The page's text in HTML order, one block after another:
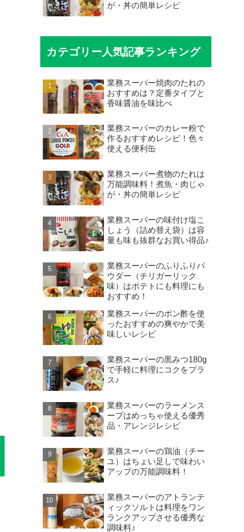
が・丼の簡単レシピ
カテゴリー人気記事ランキング
業務スーパー焼肉のたれの
おすすめは？定番タイプと
香味醤油を味比べ
業務スーパーのカレー粉で
作るおすすめレシピ！色々
使える便利缶
業務スーパー煮物のたれは
万能調味料！煮魚・肉じゃ
が・丼の簡単レシピ
業務スーパーの味付け塩こ
しょう（詰め替え袋）は容
量も味も抜群なお買い得品♪
業務スーパーのふりふりパ
ウダー（チリガーリック
味）はポテトにも料理にも
おすすめ！
業務スーパーのポン酢を使
ったおすすめの爽やかで美
味しいレシピ
業務スーパーの黒みつ180g
で手軽に料理にコクをプラ
ス♪
業務スーパーのラーメンス
ープはめっちゃ使える優秀
品・アレンジレシピ
業務スーパーの鶏油（チー
ユ）はちょい足しで味わい
アップの万能調味料！
業務スーパーのアトランテ
ィックソルトは料理をワン
ランクアップさせる優秀な
調味料♪